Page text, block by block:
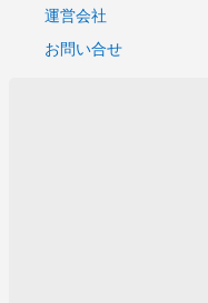
運営会社
お問い合せ